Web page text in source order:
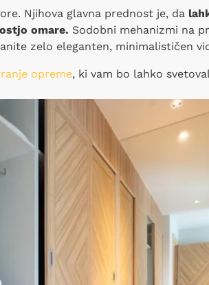
Njihova glavna prednost je, da
omare. Sodobni mehanizmi na
zelo eleganten, minimalističen
opreme, ki vam bo lahko